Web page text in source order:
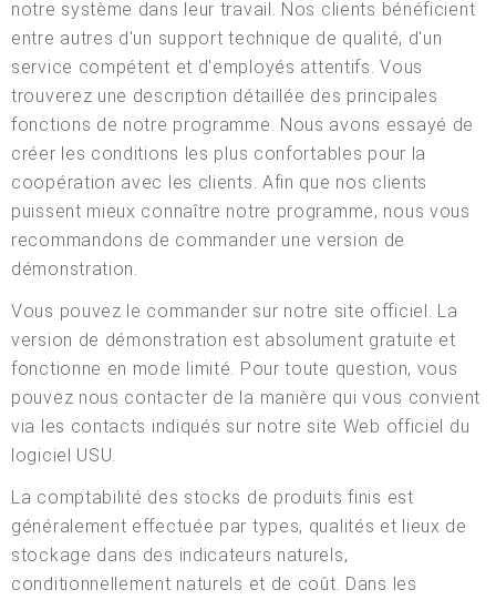
notre système dans leur travail. Nos clients bénéficient
entre autres d'un support technique de qualité, d'un
service compétent et d'employés attentifs. Vous
trouverez une description détaillée des principales
fonctions de notre programme. Nous avons essayé de
créer les conditions les plus confortables pour la
coopération avec les clients. Afin que nos clients
puissent mieux connaître notre programme, nous vous
recommandons de commander une version de
démonstration.
Vous pouvez le commander sur notre site officiel. La
version de démonstration est absolument gratuite et
fonctionne en mode limité. Pour toute question, vous
pouvez nous contacter de la manière qui vous convient
via les contacts indiqués sur notre site Web officiel du
logiciel USU.
La comptabilité des stocks de produits finis est
généralement effectuée par types, qualités et lieux de
stockage dans des indicateurs naturels,
conditionnellement naturels et de coût. Dans les